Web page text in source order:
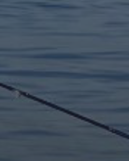
INFO POR MES
agosto 2025
mayo 2025
agosto 2024
julio 2024